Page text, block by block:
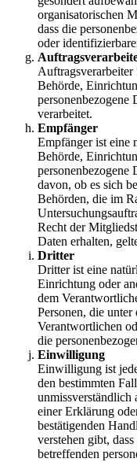
organisatorischen
dass die
oder
Auftragsverarbeiter
Behörde,
personenbezogene
verarbeitet.
Empfänger
Empfänger ist eine
Behörde,
personenbezogene
davon, ob es sich
Behörden, die im
Recht der
Daten erhalten,
Dritter
Dritter ist eine
Einrichtung oder
dem
Personen, die
Verantwortlichen
die
Einwilligung
Einwilligung ist
den bestimmten
unmissverständlich
einer Erklärung
bestätigenden
verstehen gibt,
betreffenden